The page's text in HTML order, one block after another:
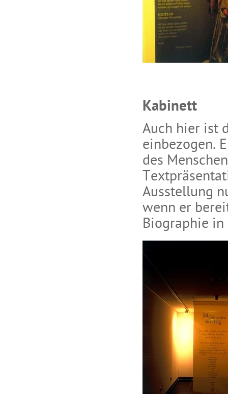
Kabinett
Auch hier ist
einbezogen.
des
Ausstellung
wenn er
Biographie